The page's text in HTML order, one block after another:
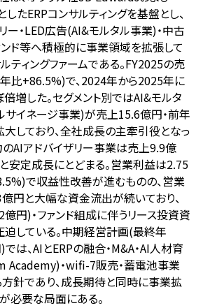
たERPコンサルティングを基盤とし、
ー・LED広告(AI&モルタル事業)・中古
ンド等へ積極的に事業領域を拡張して
ティングファームである。FY2025の売
比+86.5%)で、2024年から2025年に
増した。セグメント別ではAI&モルタ
サイネージ事業)が売上15.6億円・前年
しており、全社成長の主牽引役となっ
のAIアドバイザリー事業は売上9.9億
安定成長にとどまる。営業利益は2.75
で収益性改善が進むものの、営業
円と大幅な資金流出が続いており、
円)・ファンド組成に伴うリース投資資
している。中期経営計画(最終年
は、AIとERPの融合・M&A・AI人材育
Academy)・wifi-7販売・蓄電池事業
針であり、成長期待と同時に事業拡
必要な局面にある。